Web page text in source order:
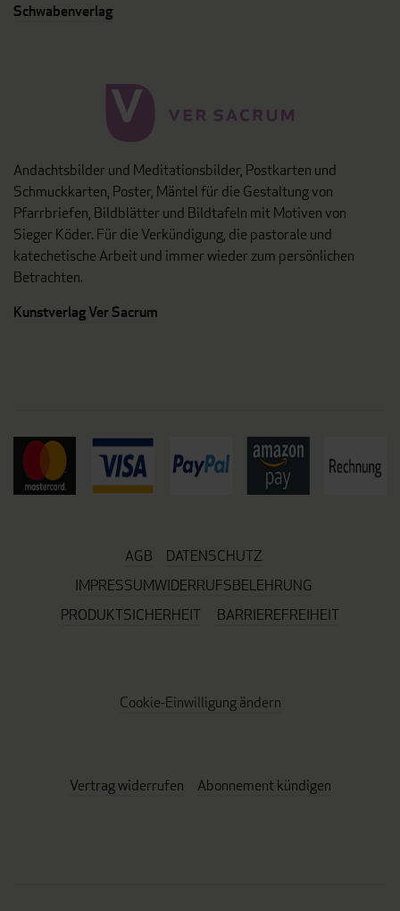
Schwabenverlag
Andachtsbilder und Meditationsbilder, Postkarten und
Schmuckkarten, Poster, Mäntel für die Gestaltung von
Pfarrbriefen, Bildblätter und Bildtafeln mit Motiven von
Sieger Köder. Für die Verkündigung, die pastorale und
katechetische Arbeit und immer wieder zum persönlichen
Betrachten.
Kunstverlag Ver Sacrum
AGB
DATENSCHUTZ
IMPRESSUMWIDERRUFSBELEHRUNG
PRODUKTSICHERHEIT
BARRIEREFREIHEIT
Cookie-Einwilligung ändern
Vertrag widerrufen Abonnement kündigen